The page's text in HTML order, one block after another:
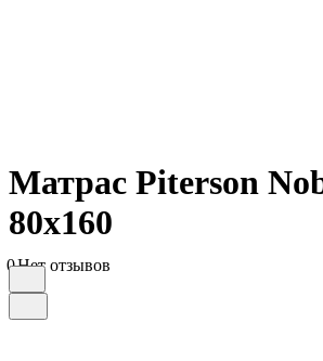
Матрас Piterson
80х160
0Нет отзывов